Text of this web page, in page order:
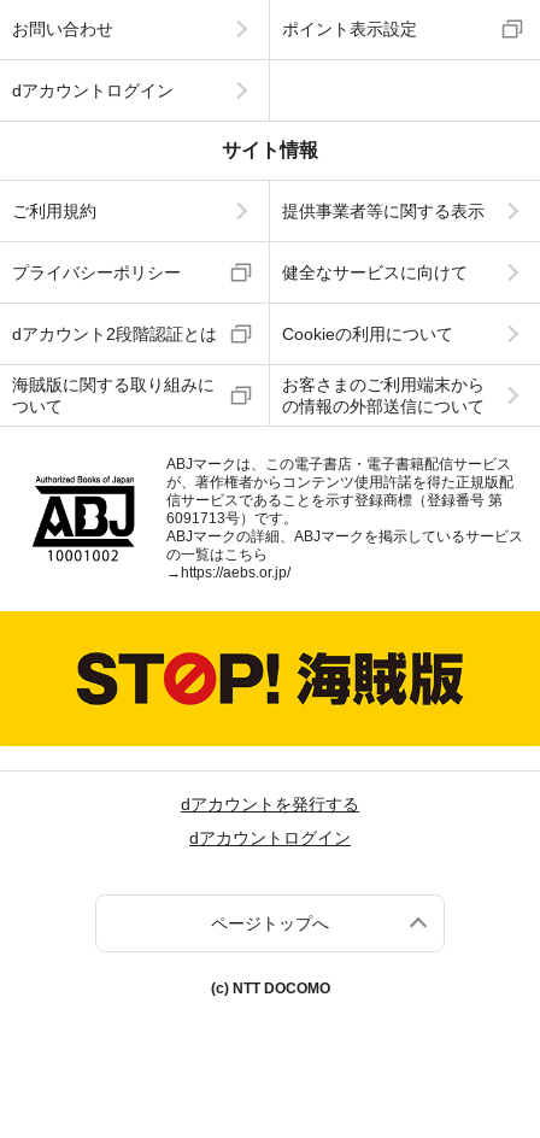
お問い合わせ ポイント表示設定
dアカウントログイン
サイト情報
ご利用規約 提供事業者等に関する表示
プライバシーポリシー 健全なサービスに向けて
dアカウント2段階認証とは Cookieの利用について
海賊版に関する取り組みに
ついて
お客さまのご利用端末から
の情報の外部送信について
ABJマークは、この電子書店・電子書籍配信サービス
が、著作権者からコンテンツ使用許諾を得た正規版配
信サービスであることを示す登録商標（登録番号 第
6091713号）です。
ABJマークの詳細、ABJマークを掲示しているサービス
の一覧はこちら
→https://aebs.or.jp/
dアカウントを発行する
dアカウントログイン
ページトップへ
(c) NTT DOCOMO